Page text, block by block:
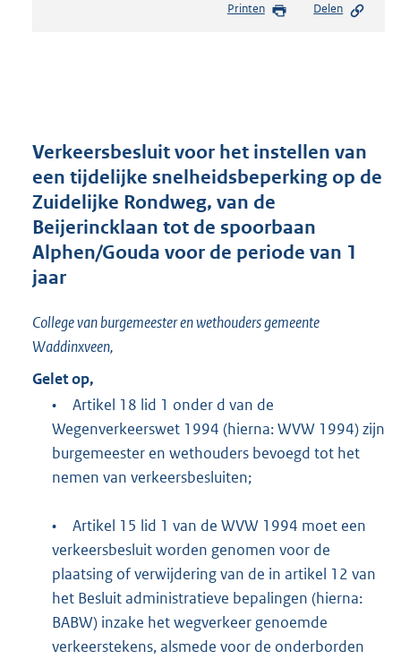
s
r
o
t
t
:
3
Printen Delen
Verkeersbesluit voor het instellen van
een tijdelijke snelheidsbeperking op de
Zuidelijke Rondweg, van de
Beijerincklaan tot de spoorbaan
Alphen/Gouda voor de periode van 1
jaar
College van burgemeester en wethouders gemeente
Waddinxveen,
Gelet op,
•
Artikel 18 lid 1 onder d van de
Wegenverkeerswet 1994 (hierna: WVW 1994) zijn
burgemeester en wethouders bevoegd tot het
nemen van verkeersbesluiten;
•
Artikel 15 lid 1 van de WVW 1994 moet een
verkeersbesluit worden genomen voor de
plaatsing of verwijdering van de in artikel 12 van
het Besluit administratieve bepalingen (hierna:
BABW) inzake het wegverkeer genoemde
verkeerstekens, alsmede voor de onderborden